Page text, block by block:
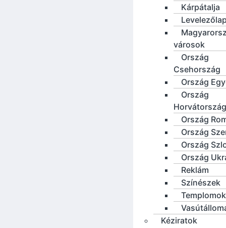
Kárpátalja
városok
Ország
Csehország
Ország
Ország
Horvátország
Ország
Ország
Ország
Ország
Reklám
Színészek
Templomok
Kéziratok